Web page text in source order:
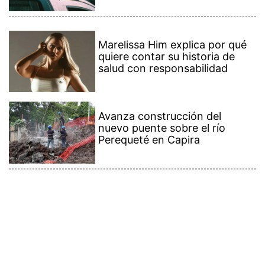
Marelissa Him explica por qué
quiere contar su historia de
salud con responsabilidad
Avanza construcción del
nuevo puente sobre el río
Perequeté en Capira